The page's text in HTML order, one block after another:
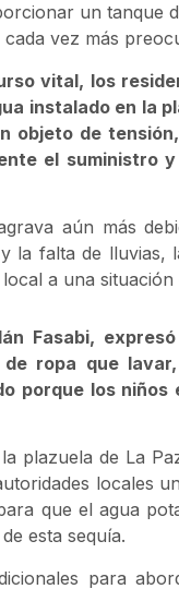
un tanque
vez más
vital, los
instalado en la
objeto de
el suministro
aún más
la falta de lluvias,
a una situación
Fasabi,
ropa que
porque los
plazuela de La
locales
que el agua
esta sequía.
para